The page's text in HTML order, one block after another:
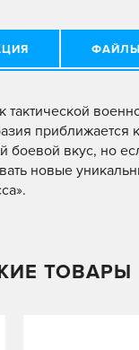
приближается
вкус, но
новые
ТОВАРЫ